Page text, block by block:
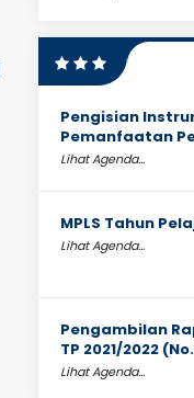
Pengisian
Pemanfaatan
Lihat Agenda...
MPLS Tahun
Lihat Agenda...
Pengambilan
TP 2021/2022
Lihat Agenda...